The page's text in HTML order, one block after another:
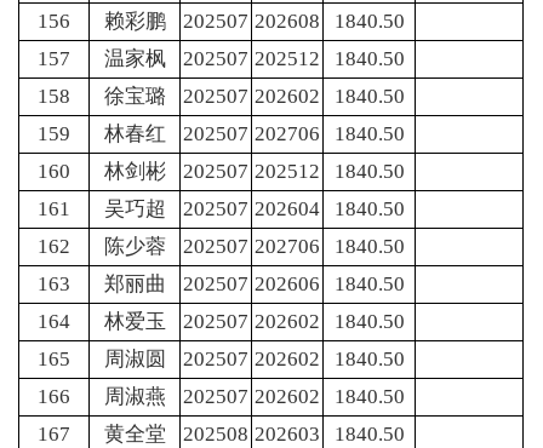
156
赖彩鹏 202507 202608
1840.50
157
温家枫 202507 202512
1840.50
158
徐宝璐 202507 202602
1840.50
159
林春红 202507 202706
1840.50
160
林剑彬 202507 202512
1840.50
161
吴巧超 202507 202604
1840.50
162
陈少蓉 202507 202706
1840.50
163
郑丽曲 202507 202606
1840.50
164
林爱玉 202507 202602
1840.50
165
周淑圆 202507 202602
1840.50
166
周淑燕 202507 202602
1840.50
167
黄全堂 202508 202603
1840.50